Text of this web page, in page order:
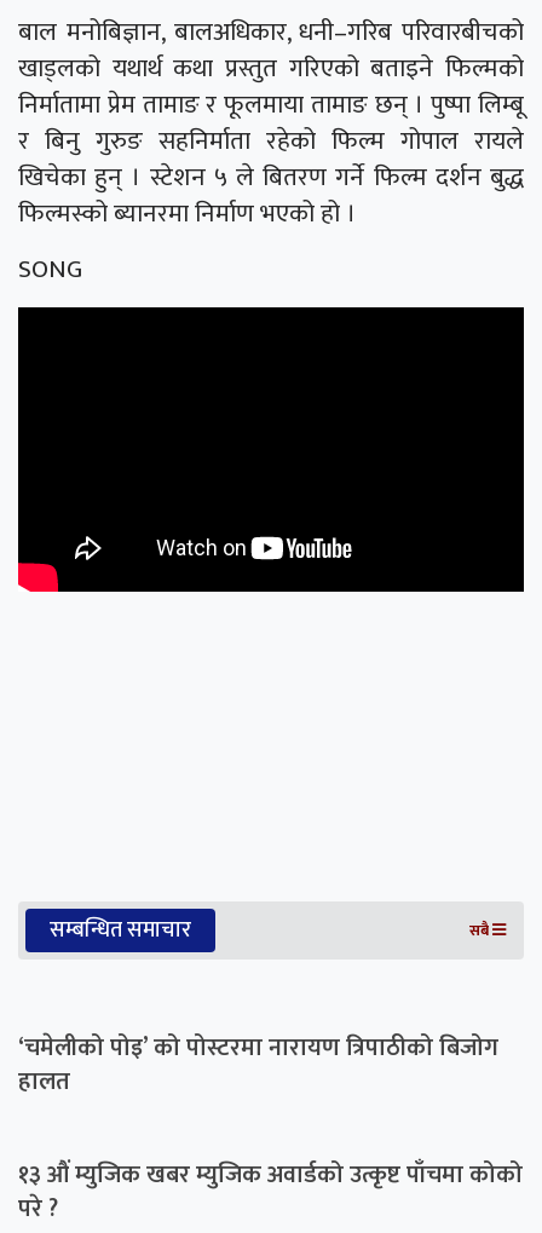
बाल मनोबिज्ञान, बालअधिकार, धनी–गरिब परिवारबीचको
खाड्लको यथार्थ कथा प्रस्तुत गरिएको बताइने फिल्मको
निर्मातामा प्रेम तामाङ र फूलमाया तामाङ छन् । पुष्पा लिम्बू
र बिनु गुरुङ सहनिर्माता रहेको फिल्म गोपाल रायले
खिचेका हुन् । स्टेशन ५ ले बितरण गर्ने फिल्म दर्शन बुद्ध
फिल्मस्को ब्यानरमा निर्माण भएको हो ।
SONG
सम्बन्धित समाचार सबै
‘चमेलीको पोइ’ को पोस्टरमा नारायण त्रिपाठीको बिजोग
हालत
१३ औं म्युजिक खबर म्युजिक अवार्डको उत्कृष्ट पाँचमा कोको
परे ?